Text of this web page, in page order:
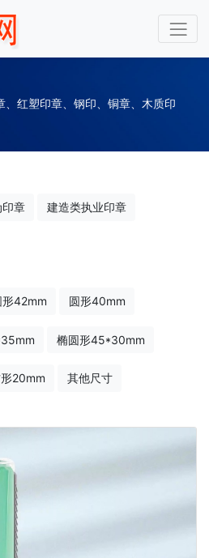
红塑印章、钢印、铜章、木质印
章 建造类执业印章
形42mm 圆形40mm
椭圆形45*30mm
20mm 其他尺寸